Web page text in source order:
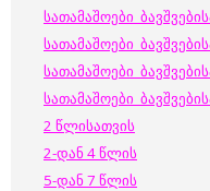
სათამაშოები
სათამაშოები
სათამაშოები
სათამაშოები
2 წლისათვის
2-დან 4 წლის
5-დან 7 წლის